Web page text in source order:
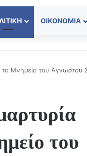
ΟΙΚΟΝΟΜΊΑ
Μνημείο του Άγνωστου
του